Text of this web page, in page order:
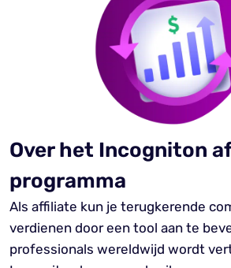
Over het Incogniton
programma
Als affiliate kun je terugkerende
verdienen door een tool aan te
professionals wereldwijd wordt